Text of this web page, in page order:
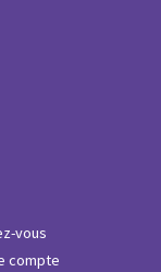
vous
compte